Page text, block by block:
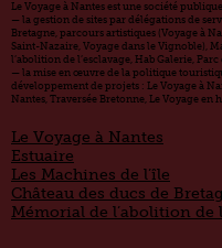
Le Voyage à Nantes est une société
— la gestion de sites par délégations de
Bretagne, parcours artistiques (Voyage à
Saint-Nazaire, Voyage dans le Vignoble),
l’abolition de l’esclavage, Hab Galerie,
— la mise en œuvre de la politique
développement de projets : Le Voyage à
Nantes, Traversée Bretonne, Le Voyage en
Le Voyage à Nantes
Estuaire
Les Machines de l’île
Château des ducs de
Mémorial de l’abolition de